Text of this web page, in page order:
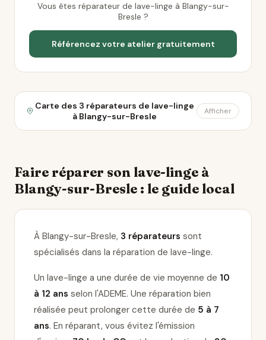
Vous êtes réparateur de lave-linge à Blangy-sur-
Bresle ?
Référencez votre atelier gratuitement
Carte des 3 réparateurs de lave-linge
à Blangy-sur-Bresle
Afficher
Faire réparer son lave-linge à
Blangy-sur-Bresle : le guide local
À Blangy-sur-Bresle, 3 réparateurs sont
spécialisés dans la réparation de lave-linge.
Un lave-linge a une durée de vie moyenne de 10
à 12 ans selon l'ADEME. Une réparation bien
réalisée peut prolonger cette durée de 5 à 7
ans. En réparant, vous évitez l'émission